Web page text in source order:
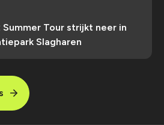
Tour strijkt neer in
Slagharen